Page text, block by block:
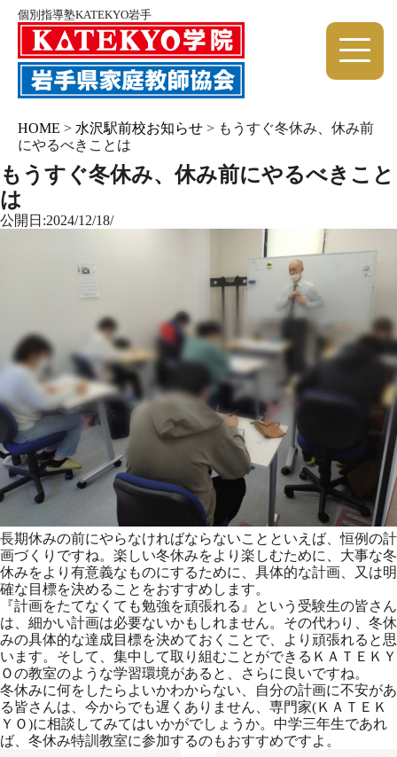
個別指導塾KATEKYO岩手
HOME > 水沢駅前校お知らせ > もうすぐ冬休み、休み前
にやるべきことは
もうすぐ冬休み、休み前にやるべきこと
は
公開日:2024/12/18/
長期休みの前にやらなければならないことといえば、恒例の計
画づくりですね。楽しい冬休みをより楽しむために、大事な冬
休みをより有意義なものにするために、具体的な計画、又は明
確な目標を決めることをおすすめします。
『計画をたてなくても勉強を頑張れる』という受験生の皆さん
は、細かい計画は必要ないかもしれません。その代わり、冬休
みの具体的な達成目標を決めておくことで、より頑張れると思
います。そして、集中して取り組むことができるＫＡＴＥＫＹ
Ｏの教室のような学習環境があると、さらに良いですね。
冬休みに何をしたらよいかわからない、自分の計画に不安があ
る皆さんは、今からでも遅くありません、専門家(ＫＡＴＥＫ
ＹＯ)に相談してみてはいかがでしょうか。中学三年生であれ
ば、冬休み特訓教室に参加するのもおすすめですよ。